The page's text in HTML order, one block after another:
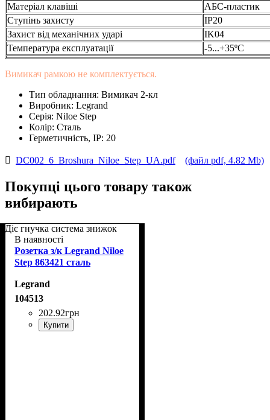
Матеріал клавіші
АБС-пластик
Ступінь захисту
IP20
Захист від механічних ударі
IK04
Температура експлуатації
-5...+35ºС
Вимикач рамкою не комплектується.
Тип обладнання: Вимикач 2-кл
Виробник: Legrand
Серія: Niloe Step
Колір: Сталь
Герметичність, IP: 20
DC002_6_Broshura_Niloe_Step_UA.pdf (файл pdf, 4.82 Mb)
Покупці цього товару також
вибирають
Діє гнучка система знижок
В наявності
Розетка з/к Legrand Niloe
Step 863421 сталь
Legrand
104513
202.92грн
Купити